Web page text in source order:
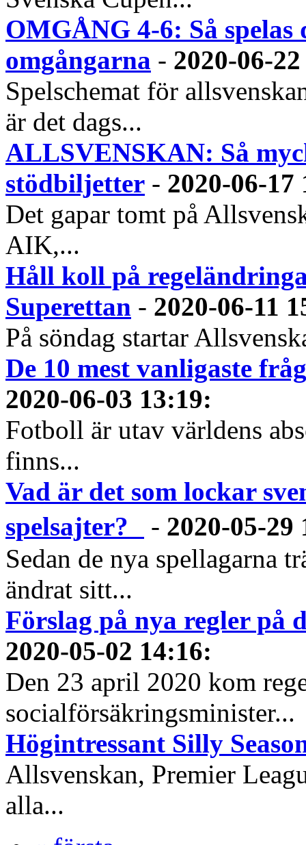
OMGÅNG 4-6: Så spelas
omgångarna - 2020-06-
Spelschemat för
är det dags...
ALLSVENSKAN: Så
stödbiljetter - 2020-06-17
Det gapar tomt på
AIK,...
Håll koll på
Superettan - 2020-06-11
På söndag startar
De 10 mest vanligaste
2020-06-03 13:19:
Fotboll är utav världens
finns...
Vad är det som lockar
spelsajter?
- 2020-05-29
Sedan de nya spellagarna
ändrat sitt...
Förslag på nya regler på
2020-05-02 14:16:
Den 23 april 2020 kom
socialförsäkringsminister...
Högintressant Silly
Allsvenskan, Premier
alla...